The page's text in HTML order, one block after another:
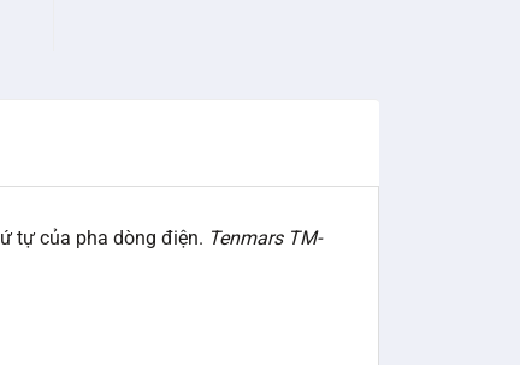
tự của pha dòng điện. Tenmars TM-